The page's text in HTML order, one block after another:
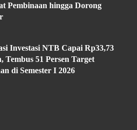
Pembinaan hingga Dorong
Investasi NTB Capai Rp33,73
Tembus 51 Persen Target
di Semester I 2026